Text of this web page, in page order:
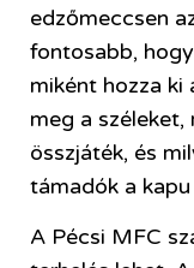
edzőmeccsen
fontosabb,
miként hozza ki
meg a
összjáték, és
támadók a kapu
A Pécsi MFC